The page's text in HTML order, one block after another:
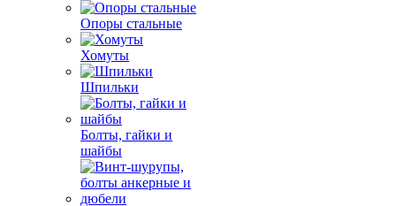
Опоры стальные
Хомуты
Шпильки
Болты, гайки и
шайбы